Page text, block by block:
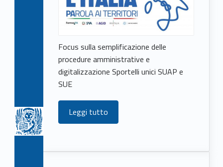
Focus sulla semplificazione delle
procedure amministrative e
digitalizzazione Sportelli unici SUAP e
SUE
Leggi tutto